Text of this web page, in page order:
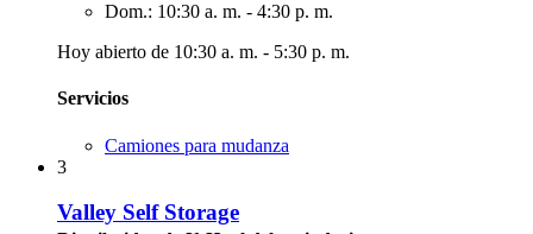
Dom.: 10:30 a. m. - 4:30 p. m.
Hoy abierto de 10:30 a. m. - 5:30 p. m.
Servicios
Camiones para mudanza
3
Valley Self Storage